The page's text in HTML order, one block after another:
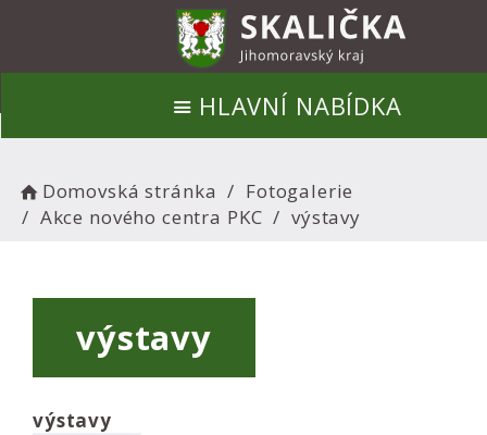
HLAVNÍ NABÍDKA
Domovská stránka
Fotogalerie
Akce nového centra PKC
výstavy
výstavy
výstavy